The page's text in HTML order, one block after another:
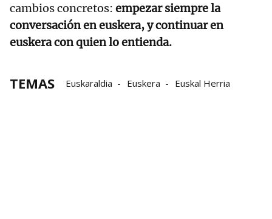
cambios concretos: empezar siempre la
conversación en euskera, y continuar en
euskera con quien lo entienda.
TEMAS Euskaraldia Euskera Euskal Herria